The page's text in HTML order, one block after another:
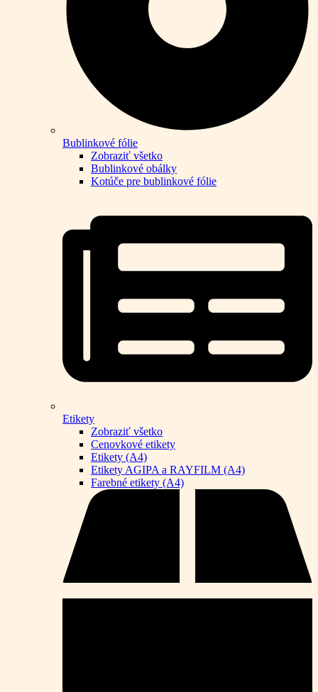
Bublinkové fólie
Zobraziť všetko
Bublinkové obálky
Kotúče pre bublinkové fólie
Etikety
Zobraziť všetko
Cenovkové etikety
Etikety (A4)
Etikety AGIPA a RAYFILM (A4)
Farebné etikety (A4)